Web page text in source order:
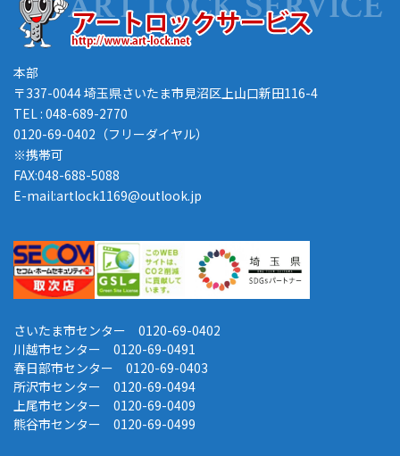
本部
〒337-0044 埼玉県さいたま市見沼区上山口新田116-4
TEL : 048-689-2770
0120-69-0402（フリーダイヤル）
※携帯可
FAX:048-688-5088
E-mail:artlock1169@outlook.jp
さいたま市センター 0120-69-0402
川越市センター 0120-69-0491
春日部市センター 0120-69-0403
所沢市センター 0120-69-0494
上尾市センター 0120-69-0409
熊谷市センター 0120-69-0499